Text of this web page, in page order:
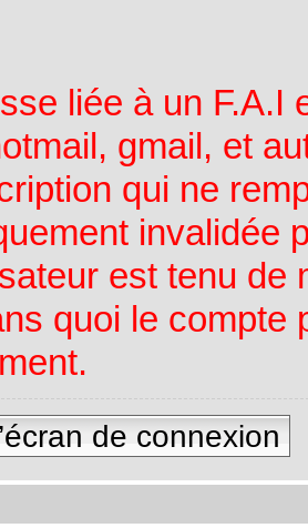
liée à un F.A.I
gmail, et
qui ne
invalidée
est tenu de
quoi le compte
de connexion